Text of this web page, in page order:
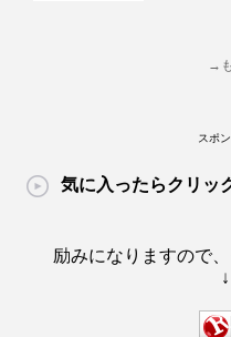
→
スポ
気に入ったらクリッ
励みになりますので